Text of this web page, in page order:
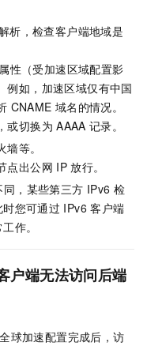
析，检查客户端地域是
性（受加速区域配置影
例如，加速区域仅有中国
CNAME 域名的情况。
或切换为 AAAA 记录。
等。
点出公网 IP 放行。
，某些第三方 IPv6 检
您可通过 IPv6 客户端
作。
户端无法访问后端
球加速配置完成后，访